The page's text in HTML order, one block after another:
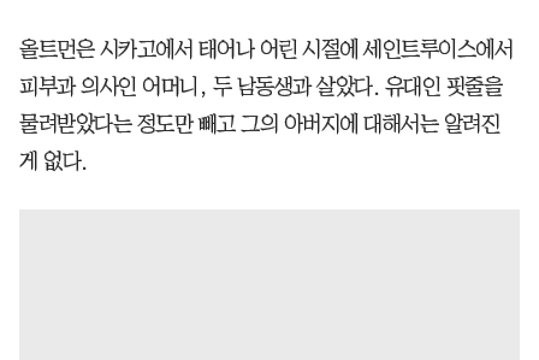
올트먼은 시카고에서 태어나 어린 시절에 세인트루이스에서
피부과 의사인 어머니, 두 남동생과 살았다. 유대인 핏줄을
물려받았다는 정도만 빼고 그의 아버지에 대해서는 알려진
게 없다.